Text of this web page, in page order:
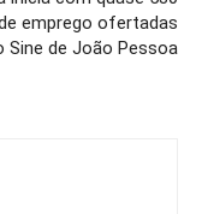
emprego ofertadas
Sine de João Pessoa